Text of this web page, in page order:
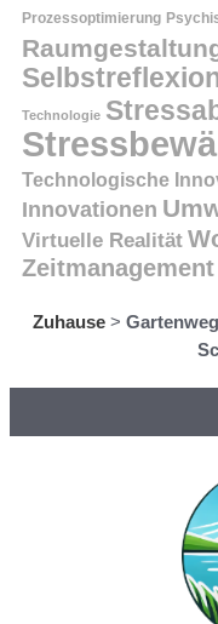
Prozessoptimierung
Technologie
Technologische
Innovationen
Virtuelle Realität
Zeitmanagement
Zuhause>